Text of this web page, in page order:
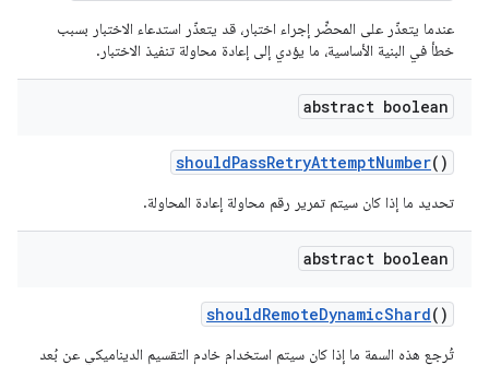
عندما يتعذّر على المحضِّر إجراء اختبار، قد يتعذّر استدعاء الاختبار بسبب
خطأ في البنية الأساسية، ما يؤدي إلى إعادة محاولة تنفيذ الاختبار.
abstract boolean
shouldPassRetryAttemptNumber()
تحديد ما إذا كان سيتم تمرير رقم محاولة إعادة المحاولة.
abstract boolean
shouldRemoteDynamicShard()
تُرجع هذه السمة ما إذا كان سيتم استخدام خادم التقسيم الديناميكي عن بُعد